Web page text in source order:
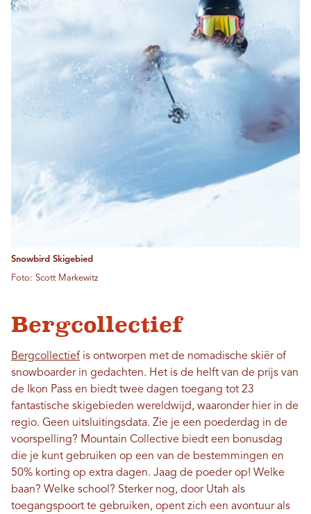
Snowbird Skigebied
Foto: Scott Markewitz
Bergcollectief
Bergcollectief is ontworpen met de nomadische skiër of
snowboarder in gedachten. Het is de helft van de prijs van
de Ikon Pass en biedt twee dagen toegang tot 23
fantastische skigebieden wereldwijd, waaronder hier in de
regio. Geen uitsluitingsdata. Zie je een poederdag in de
voorspelling? Mountain Collective biedt een bonusdag
die je kunt gebruiken op een van de bestemmingen en
50% korting op extra dagen. Jaag de poeder op! Welke
baan? Welke school? Sterker nog, door Utah als
toegangspoort te gebruiken, opent zich een avontuur als